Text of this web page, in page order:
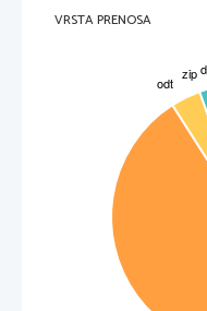
VRSTA PRENOSA